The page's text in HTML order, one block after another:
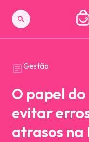
Gestão
O papel do
evitar
atrasos na